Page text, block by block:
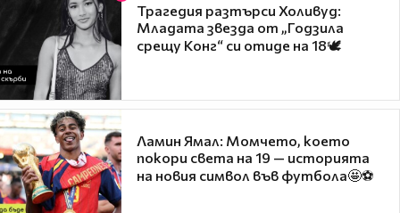
Трагедия разтърси Холивуд:
Младата звезда от „Годзила
срещу Конг“ си отиде на 18🕊️
Ламин Ямал: Момчето, което
покори света на 19 — историята
на новия символ във футбола🤩⚽